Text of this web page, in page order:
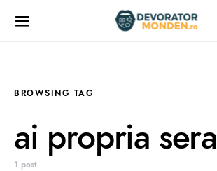
BROWSING TAG
ai propria sera
1 post